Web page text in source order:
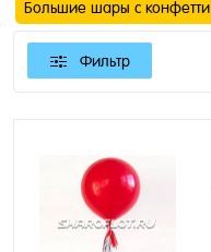
Большие шары с конфетти
Фильтр